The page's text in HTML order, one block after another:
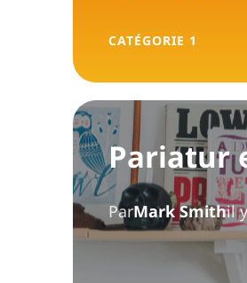
CATÉGORIE 1
Pariatur
ParMark Smithil